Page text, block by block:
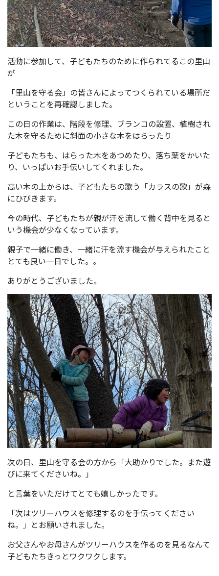
活動に参加して、子どもたちのために作られてるこの里山
が
「里山を守る会」の皆さんによってつくられている場所だ
ということを再確認しました。
この日の作業は、階段を修理、ブランコの設置、植樹され
た木を守るために斜面の小さな木をはらったり
子どもたちも、はらった木をあつめたり、落ち葉をかいた
り、いっぱいお手伝いしてくれました。
高い木の上からは、子どもたちの歌う「カラスの歌」が森
にひびきます。
今の時代、子どもたちが親が汗を流して働く背中を見ると
いう機会が少なくなっています。
親子で一緒に働き、一緒に汗を流す機会が与えられたこと
とても良い一日でした。。
ありがとうございました。
次の日、里山を守る会の方から「大助かりでした。また遊
びに来てくださいね。」
と言葉をいただけてとても嬉しかったです。
「次はツリーハウスを修理するのを手伝ってください
ね。」とお願いされました。
お父さんやお母さんがツリーハウスを作るのを見るなんて
子どもたちきっとワクワクします。